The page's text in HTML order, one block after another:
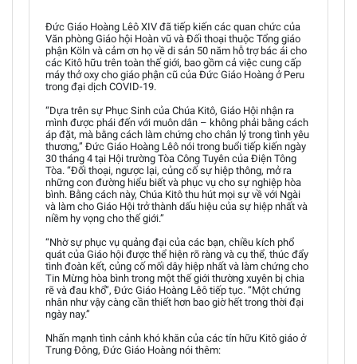
Đức Giáo Hoàng Lêô XIV đã tiếp kiến các quan chức của
Văn phòng Giáo hội Hoàn vũ và Đối thoại thuộc Tổng giáo
phận Köln và cảm ơn họ về di sản 50 năm hỗ trợ bác ái cho
các Kitô hữu trên toàn thế giới, bao gồm cả việc cung cấp
máy thở oxy cho giáo phận cũ của Đức Giáo Hoàng ở Peru
trong đại dịch COVID-19.
“Dựa trên sự Phục Sinh của Chúa Kitô, Giáo Hội nhận ra
mình được phái đến với muôn dân – không phải bằng cách
áp đặt, mà bằng cách làm chứng cho chân lý trong tình yêu
thương,” Đức Giáo Hoàng Lêô nói trong buổi tiếp kiến ngày
30 tháng 4 tại Hội trường Tòa Công Tuyên của Điện Tông
Tòa. “Đối thoại, ngược lại, củng cố sự hiệp thông, mở ra
những con đường hiểu biết và phục vụ cho sự nghiệp hòa
bình. Bằng cách này, Chúa Kitô thu hút mọi sự về với Ngài
và làm cho Giáo Hội trở thành dấu hiệu của sự hiệp nhất và
niềm hy vọng cho thế giới.”
“Nhờ sự phục vụ quảng đại của các bạn, chiều kích phổ
quát của Giáo hội được thể hiện rõ ràng và cụ thể, thúc đẩy
tình đoàn kết, củng cố mối dây hiệp nhất và làm chứng cho
Tin Mừng hòa bình trong một thế giới thường xuyên bị chia
rẽ và đau khổ”, Đức Giáo Hoàng Lêô tiếp tục. “Một chứng
nhân như vậy càng cần thiết hơn bao giờ hết trong thời đại
ngày nay.”
Nhấn mạnh tình cảnh khó khăn của các tín hữu Kitô giáo ở
Trung Đông, Đức Giáo Hoàng nói thêm: